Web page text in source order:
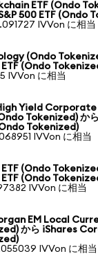
ETF (Ondo
500 ETF (Ondo
IVVon に相当
(Ondo
(Ondo
IVVon に相当
Yield Corporate
Tokenized) か
Tokenized)
IVVon に相当
ETF (Ondo
(Ondo
IVVon に相当
EM Local
から iShares
IVVon に相当